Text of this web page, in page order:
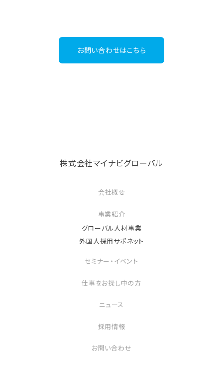
お問い合わせはこちら
株式会社マイナビグローバル
会社概要
事業紹介
グローバル人材事業
外国人採用サポネット
セミナー・イベント
仕事をお探し中の方
ニュース
採用情報
お問い合わせ